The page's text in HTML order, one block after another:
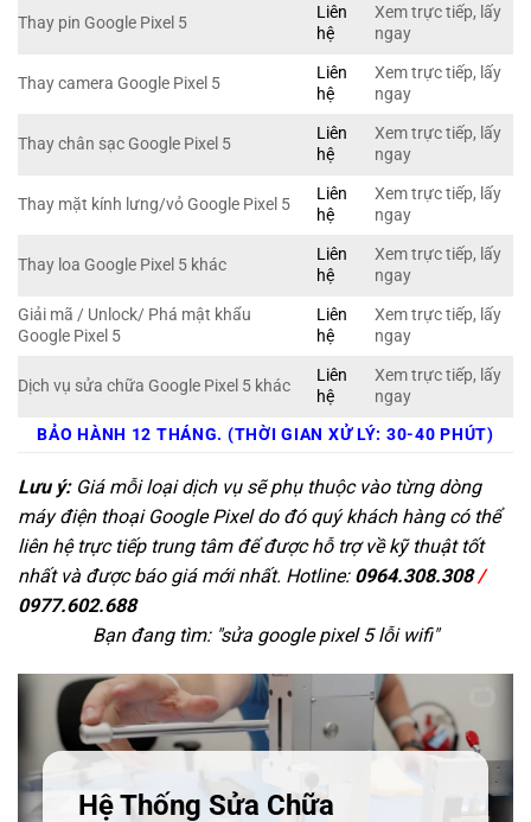
Thay pin Google Pixel 5
Liên
hệ
Xem trực tiếp, lấy
ngay
Thay camera Google Pixel 5
Liên
hệ
Xem trực tiếp, lấy
ngay
Thay chân sạc Google Pixel 5
Liên
hệ
Xem trực tiếp, lấy
ngay
Thay mặt kính lưng/vỏ Google Pixel 5
Liên
hệ
Xem trực tiếp, lấy
ngay
Thay loa Google Pixel 5 khác
Liên
hệ
Xem trực tiếp, lấy
ngay
Giải mã / Unlock/ Phá mật khẩu
Google Pixel 5
Liên
hệ
Xem trực tiếp, lấy
ngay
Dịch vụ sửa chữa Google Pixel 5 khác
Liên
hệ
Xem trực tiếp, lấy
ngay
BẢO HÀNH 12 THÁNG. (THỜI GIAN XỬ LÝ: 30-40 PHÚT)
Lưu ý:Giá mỗi loại dịch vụ sẽ phụ thuộc vào từng dòng
máy điện thoại Google Pixel do đó quý khách hàng có thể
liên hệ trực tiếp trung tâm để được hỗ trợ về kỹ thuật tốt
nhất và được báo giá mới nhất. Hotline: 0964.308.308/
0977.602.688
Bạn đang tìm: "sửa google pixel 5 lỗi wifi"
Hệ Thống Sửa Chữa